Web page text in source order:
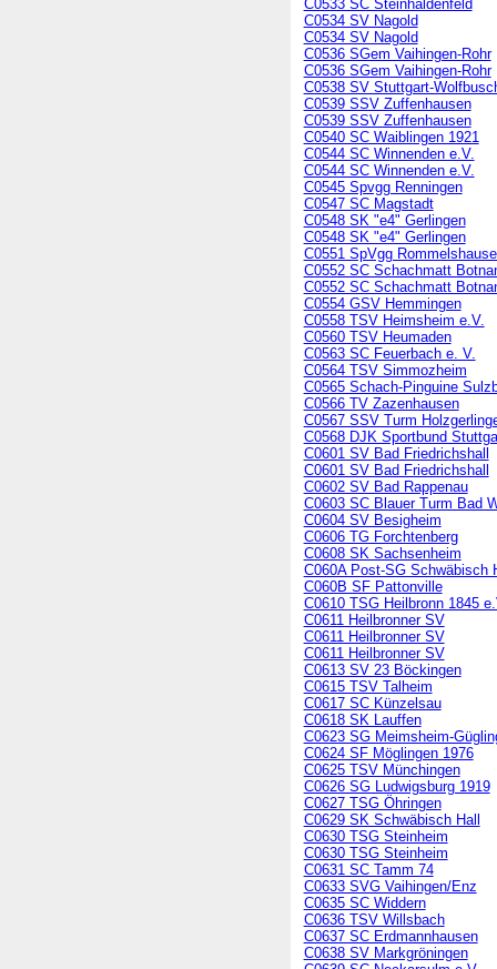
C0533 SC Steinhaldenfeld
C0534 SV Nagold
C0534 SV Nagold
C0536 SGem Vaihingen-Rohr
C0536 SGem Vaihingen-Rohr
C0538 SV Stuttgart-
C0539 SSV Zuffenhausen
C0539 SSV Zuffenhausen
C0540 SC Waiblingen 1921
C0544 SC Winnenden e.V.
C0544 SC Winnenden e.V.
C0545 Spvgg Renningen
C0547 SC Magstadt
C0548 SK "e4" Gerlingen
C0548 SK "e4" Gerlingen
C0551 SpVgg
C0552 SC Schachmatt
C0552 SC Schachmatt
C0554 GSV Hemmingen
C0558 TSV Heimsheim e.V.
C0560 TSV Heumaden
C0563 SC Feuerbach e. V.
C0564 TSV Simmozheim
C0565 Schach-Pinguine
C0566 TV Zazenhausen
C0567 SSV Turm
C0568 DJK Sportbund
C0601 SV Bad Friedrichshall
C0601 SV Bad Friedrichshall
C0602 SV Bad Rappenau
C0603 SC Blauer Turm Bad
C0604 SV Besigheim
C0606 TG Forchtenberg
C0608 SK Sachsenheim
C060A Post-SG Schwäbisch
C060B SF Pattonville
C0610 TSG Heilbronn 1845
C0611 Heilbronner SV
C0611 Heilbronner SV
C0611 Heilbronner SV
C0613 SV 23 Böckingen
C0615 TSV Talheim
C0617 SC Künzelsau
C0618 SK Lauffen
C0623 SG Meimsheim-
C0624 SF Möglingen 1976
C0625 TSV Münchingen
C0626 SG Ludwigsburg 1919
C0627 TSG Öhringen
C0629 SK Schwäbisch Hall
C0630 TSG Steinheim
C0630 TSG Steinheim
C0631 SC Tamm 74
C0633 SVG Vaihingen/Enz
C0635 SC Widdern
C0636 TSV Willsbach
C0637 SC Erdmannhausen
C0638 SV Markgröningen